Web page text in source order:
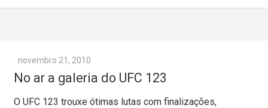
novembro 21, 2010
No ar a galeria do UFC 123
O UFC 123 trouxe ótimas lutas com finalizações,